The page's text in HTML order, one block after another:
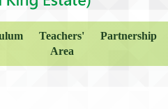
Teachers'
Area
Partnership